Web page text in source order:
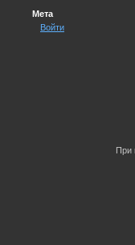
Мета
Войти
При